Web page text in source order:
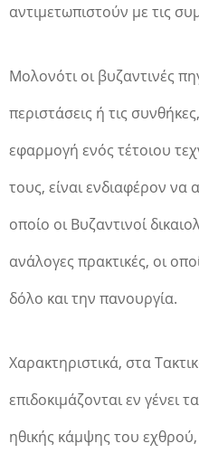
αντιμετωπιστούν με τις
Μολονότι οι βυζαντινές
περιστάσεις ή τις
εφαρμογή ενός τέτοιου
τους, είναι ενδιαφέρον να
οποίο οι Βυζαντινοί
ανάλογες πρακτικές, οι
δόλο και την πανουργία.
Χαρακτηριστικά, στα
επιδοκιμάζονται εν γένει
ηθικής κάμψης του